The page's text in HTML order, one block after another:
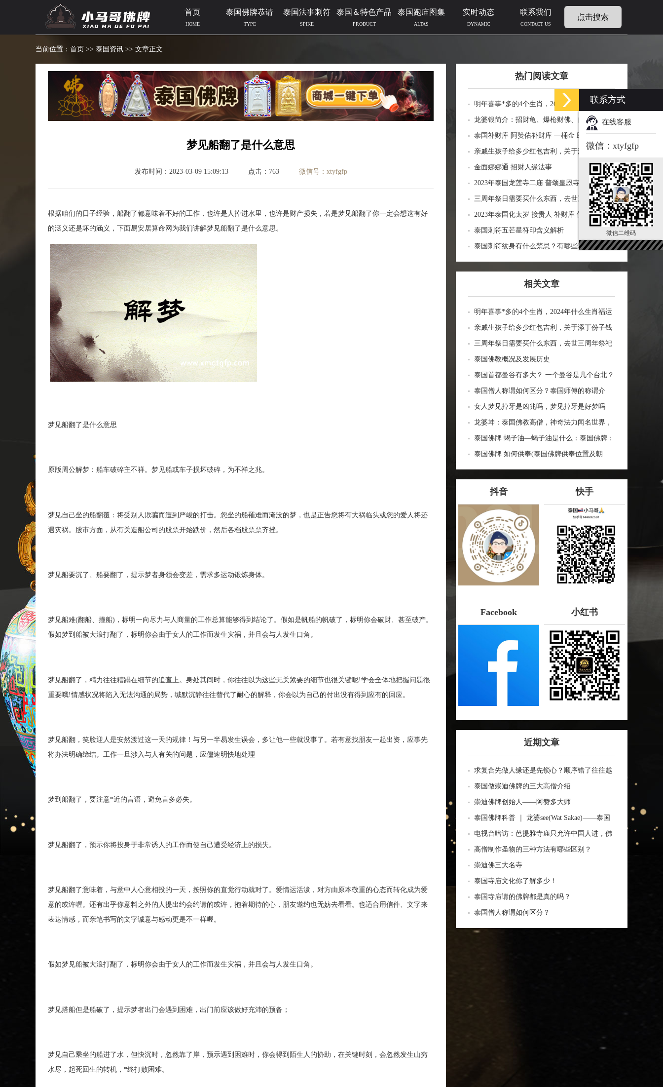
首页
HOME
泰国佛牌恭请
TYPE
泰国法事刺符
SPIKE
泰国＆特色产品
PRODUCT
泰国跑庙图集
ALTAS
实时动态
DYNAMIC
联系我们
CONTACT US
点击搜索
当前位置： 首页 >> 泰国资讯 >> 文章正文
梦见船翻了是什么意思
发布时间：2023-03-09 15:09:13 点击：763 微信号：xtyfgfp
根据咱们的日子经验，船翻了都意味着不好的工作，也许是人掉进水里，也许是财产损失，若是梦见船翻了你一定会想这有好
的涵义还是坏的涵义，下面易安居算命网为我们讲解梦见船翻了是什么意思。
梦见船翻了是什么意思
原版周公解梦：船车破碎主不祥。梦见船或车子损坏破碎，为不祥之兆。
梦见自己坐的船翻覆：将受别人欺骗而遭到严峻的打击。您坐的船罹难而淹没的梦，也是正告您将有大祸临头或您的爱人将还
遇灾祸。股市方面，从有关造船公司的股票开始跌价，然后各档股票票齐挫。
梦见船要沉了、船要翻了，提示梦者身领会变差，需求多运动锻炼身体。
梦见船难(翻船、撞船)，标明一向尽力与人商量的工作总算能够得到结论了。假如是帆船的帆破了，标明你会破财、甚至破产。
假如梦到船被大浪打翻了，标明你会由于女人的工作而发生灾祸，并且会与人发生口角。
梦见船翻了，精力往往糟蹋在细节的追查上。身处其间时，你往往以为这些无关紧要的细节也很关键呢!学会全体地把握问题很
重要哦!情感状况将陷入无法沟通的局势，缄默沉静往往替代了耐心的解释，你会以为自己的付出没有得到应有的回应。
梦见船翻，笑脸迎人是安然渡过这一天的规律！与另一半易发生误会，多让他一些就没事了。若有意找朋友一起出资，应事先
将办法明确缔结。工作一旦涉入与人有关的问题，应儘速明快地处理
梦到船翻了，要注意*近的言语，避免言多必失。
梦见船翻了，预示你将投身于非常诱人的工作而使自己遭受经济上的损失。
梦见船翻了意味着，与意中人心意相投的一天，按照你的直觉行动就对了。爱情运活泼，对方由原本敬重的心态而转化成为爱
意的或许喔。还有出乎你意料之外的人提出约会约请的或许，抱着期待的心，朋友邀约也无妨去看看。也适合用信件、文字来
表达情感，而亲笔书写的文字诚意与感动更是不一样喔。
假如梦见船被大浪打翻了，标明你会由于女人的工作而发生灾祸，并且会与人发生口角。
梦见搭船但是船破了，提示梦者出门会遇到困难，出门前应该做好充沛的预备；
梦见自己乘坐的船进了水，但快沉时，忽然靠了岸，预示遇到困难时，你会得到陌生人的协助，在关键时刻，会忽然发生山穷
水尽，起死回生的转机，*终打败困难。
热门阅读文章
明年喜事*多的4个生肖，2024年什么生肖福运
临门好事连连
龙婆银简介：招财龟、爆枪财佛、自身佛牌的
功效介绍
泰国补财库 阿赞佑补财库 一桶金 助力生意财
运财富
亲戚生孩子给多少红包吉利，关于添丁份子钱
风水讲究
金面娜娜通 招财人缘法事
2023年泰国龙莲寺二庙 普颂皇恩寺化太岁 接
贵人 补财库 佛历2566年
三周年祭日需要买什么东西，去世三周年祭祀
用品风水
2023年泰国化太岁 接贵人 补财库 佛历2566年
泰国刺符五芒星符印含义解析
泰国刺符纹身有什么禁忌？有哪些功效？
相关文章
明年喜事*多的4个生肖，2024年什么生肖福运
临门好事连连
亲戚生孩子给多少红包吉利，关于添丁份子钱
风水讲究
三周年祭日需要买什么东西，去世三周年祭祀
用品风水
泰国佛教概况及发展历史
泰国首都曼谷有多大？ 一个曼谷是几个台北？
一张图看曼谷面积与各大城市比较
泰国僧人称谓如何区分？泰国师傅的称谓介
绍。
女人梦见掉牙是凶兆吗，梦见掉牙是好梦吗
龙婆坤：泰国佛教高僧，神奇法力闻名世界，
受众敬仰的灵性导师
泰国佛牌 蝎子油—蝎子油是什么：泰国佛牌：
蝎子油的神奇力量
泰国佛牌 如何供奉(泰国佛牌供奉位置及朝
向：泰国佛牌供奉指南)
抖音 快手
Facebook 小红书
近期文章
求复合先做人缘还是先锁心？顺序错了往往越
做越乱
泰国做崇迪佛牌的三大高僧介绍
崇迪佛牌创始人——阿赞多大师
泰国佛牌科普 ｜ 龙婆see(Wat Sakae)——泰国
四面神前三高僧
电视台暗访：芭提雅寺庙只允许中国人进，佛
牌高于常价100多倍！
高僧制作圣物的三种方法有哪些区别？
崇迪佛三大名寺
泰国寺庙文化你了解多少！
泰国寺庙请的佛牌都是真的吗？
泰国僧人称谓如何区分？
联系方式
在线客服
微信：xtyfgfp
微信二维码